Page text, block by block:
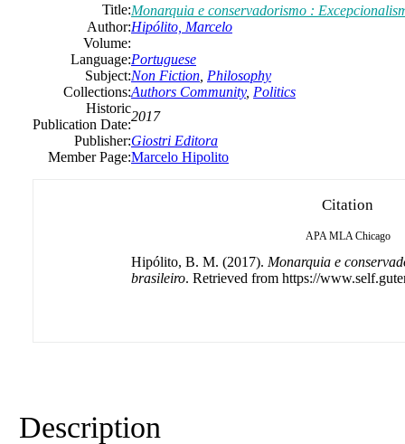
Title:Monarquia e conservadorismo :
Author:Hipólito, Marcelo
Volume:
Language:Portuguese
Subject:Non Fiction Philosophy
Collections:Authors Community, Politics
Historic
Publication Date:
2017
Publisher:Giostri Editora
Member Page:Marcelo Hipolito
Citation
APA MLA Chicago
Hipólito, B. M. (2017). Monarquia e
brasileiro. Retrieved from https://
Description